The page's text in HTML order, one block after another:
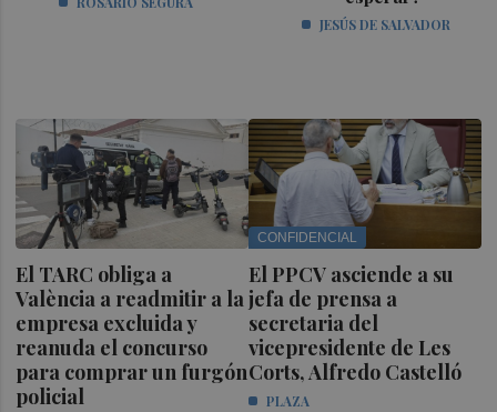
JESÚS DE SALVADOR
El TARC obliga a
València a readmitir a la
empresa excluida y
reanuda el concurso
para comprar un furgón
policial
CONFIDENCIAL
El PPCV asciende a su
jefa de prensa a
secretaria del
vicepresidente de Les
Corts, Alfredo Castelló
PLAZA